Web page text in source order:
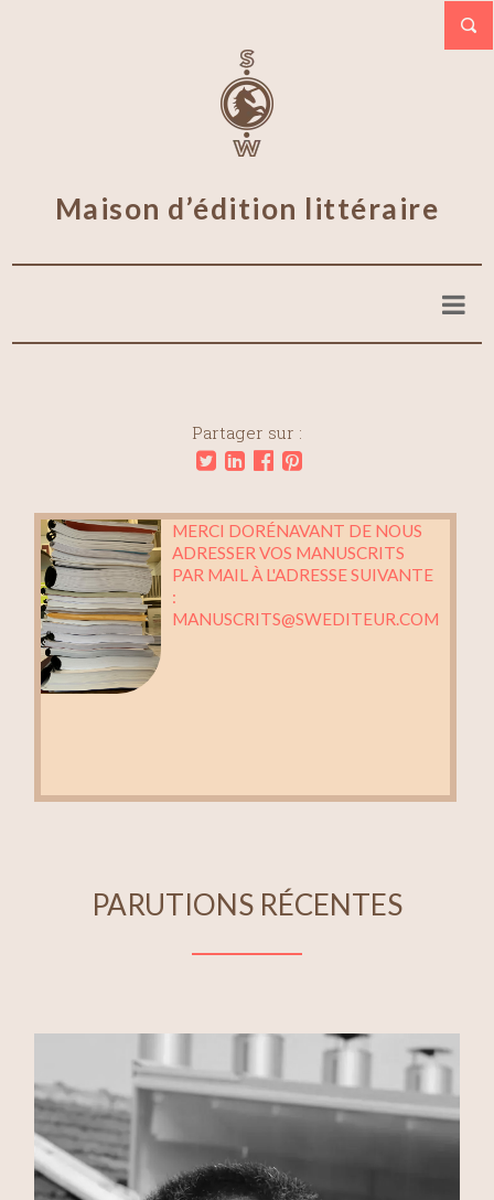
Maison d’édition littéraire
Partager sur :
MERCI DORÉNAVANT DE NOUS
ADRESSER VOS MANUSCRITS
PAR MAIL À L'ADRESSE SUIVANTE
:
MANUSCRITS@SWEDITEUR.COM
PARUTIONS RÉCENTES